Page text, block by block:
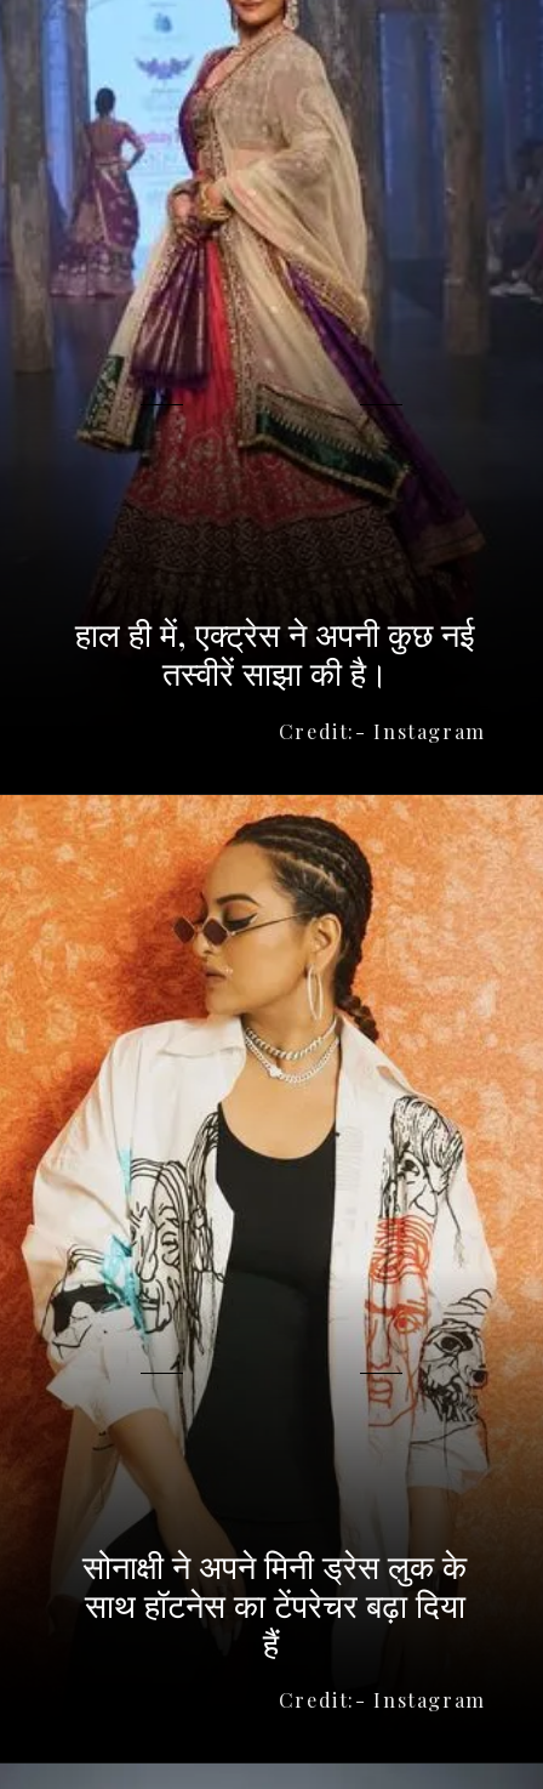
Credit:- Instagram
हाल ही में, एक्ट्रेस ने अपनी कुछ नई
तस्वीरें साझा की है।
Credit:- Instagram
सोनाक्षी ने अपने मिनी ड्रेस लुक के
साथ हॉटनेस का टेंपरेचर बढ़ा दिया
हैं